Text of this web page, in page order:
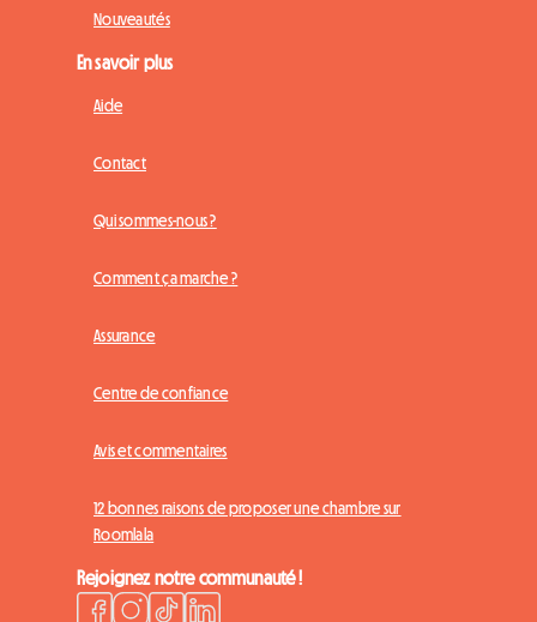
Nouveautés
En savoir plus
Aide
Contact
Qui sommes-nous ?
Comment ça marche ?
Assurance
Centre de confiance
Avis et commentaires
12 bonnes raisons de proposer une chambre sur
Roomlala
Rejoignez notre communauté !